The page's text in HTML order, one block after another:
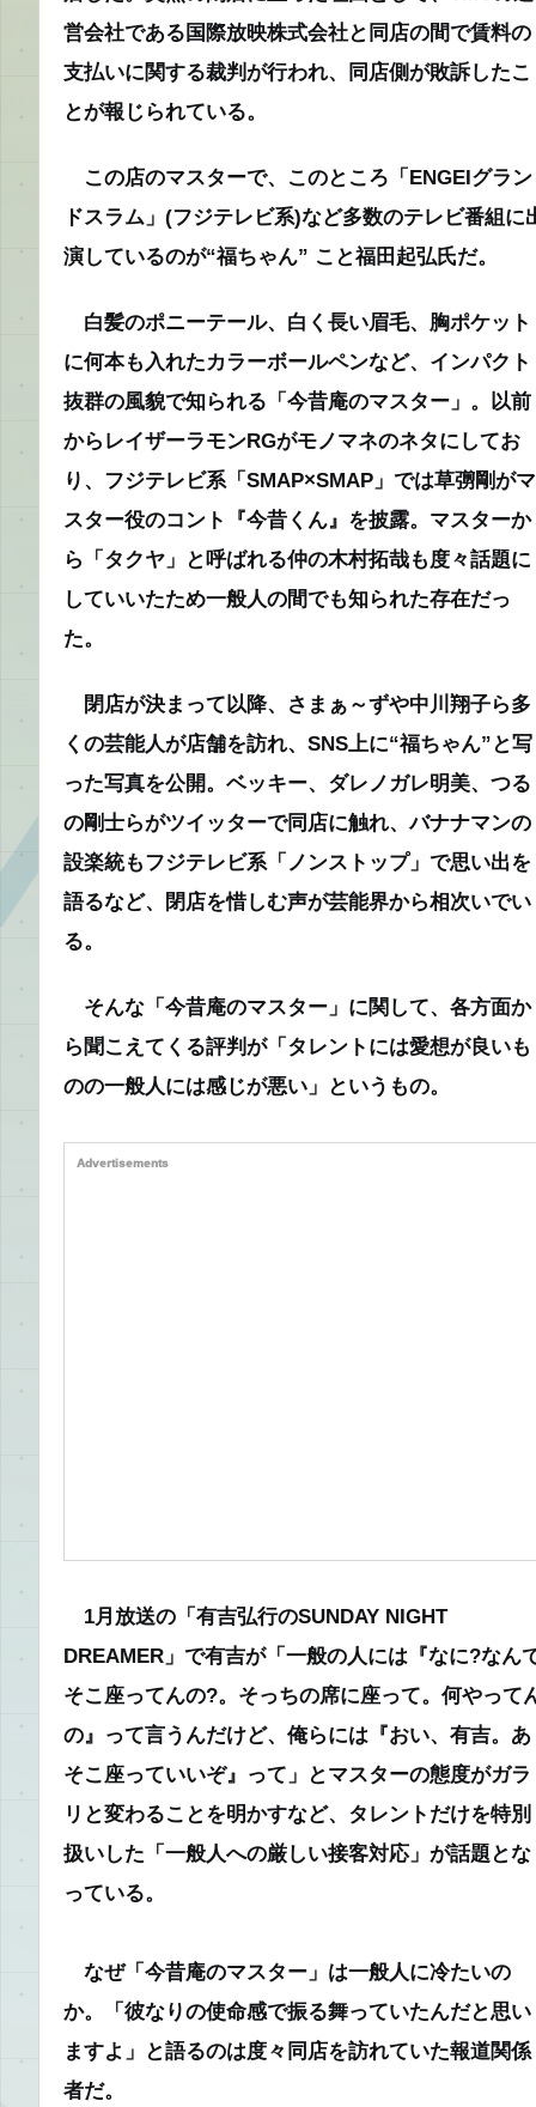
営会社である国際放映株式会社と同店の間で賃料の
支払いに関する裁判が行われ、同店側が敗訴したこ
とが報じられている。
この店のマスターで、このところ「ENGEIグラン
ドスラム」(フジテレビ系)など多数のテレビ番組に
演しているのが“福ちゃん” こと福田起弘氏だ。
白髪のポニーテール、白く長い眉毛、胸ポケット
に何本も入れたカラーボールペンなど、インパクト
抜群の風貌で知られる「今昔庵のマスター」。以前
からレイザーラモンRGがモノマネのネタにしてお
り、フジテレビ系「SMAP×SMAP」では草彅剛がマ
スター役のコント『今昔くん』を披露。マスターか
ら「タクヤ」と呼ばれる仲の木村拓哉も度々話題に
していいたため一般人の間でも知られた存在だっ
た。
閉店が決まって以降、さまぁ～ずや中川翔子ら多
くの芸能人が店舗を訪れ、SNS上に“福ちゃん”と写
った写真を公開。ベッキー、ダレノガレ明美、つる
の剛士らがツイッターで同店に触れ、バナナマンの
設楽統もフジテレビ系「ノンストップ」で思い出を
語るなど、閉店を惜しむ声が芸能界から相次いでい
る。
そんな「今昔庵のマスター」に関して、各方面か
ら聞こえてくる評判が「タレントには愛想が良いも
のの一般人には感じが悪い」というもの。
Advertisements
1月放送の「有吉弘行のSUNDAY NIGHT
DREAMER」で有吉が「一般の人には『なに?なん
そこ座ってんの?。そっちの席に座って。何やって
の』って言うんだけど、俺らには『おい、有吉。あ
そこ座っていいぞ』って」とマスターの態度がガラ
リと変わることを明かすなど、タレントだけを特別
扱いした「一般人への厳しい接客対応」が話題とな
っている。
なぜ「今昔庵のマスター」は一般人に冷たいの
か。
「彼なりの使命感で振る舞っていたんだと思い
ますよ」
と語るのは度々同店を訪れていた報道関係
者だ。